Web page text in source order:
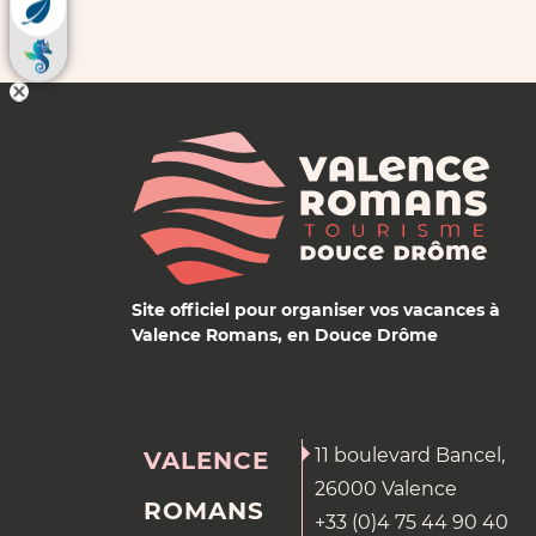
Site officiel pour organiser vos vacances à
Valence Romans, en Douce Drôme
VALENCE
ROMANS
11 boulevard Bancel,
26000 Valence
+33 (0)4 75 44 90 40